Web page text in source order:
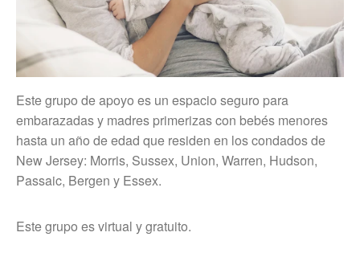
Este grupo de apoyo es un espacio seguro para
embarazadas y madres primerizas con bebés menores
hasta un año de edad que residen en los condados de
New Jersey: Morris, Sussex, Union, Warren, Hudson,
Passaic, Bergen y Essex.
Este grupo es virtual y gratuito.